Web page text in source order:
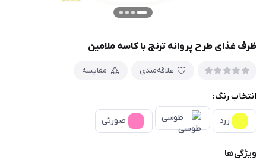
ظرف غذای طرح پروانه ترنج با کاسه ملامین
علاقه‌مندی مقایسه
انتخاب رنگ:
زرد طوسی صورتی
ویژگی‌ها